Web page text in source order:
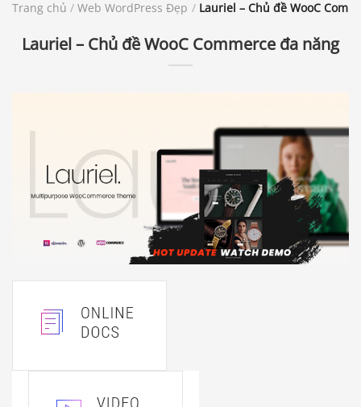
Trang chủ / Web WordPress Đẹp / Lauriel – Chủ đề WooC
Lauriel – Chủ đề WooC Commerce đa năng